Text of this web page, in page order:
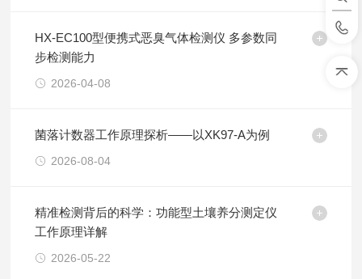
HX-EC100型便携式恶臭气体检测仪 多参数同
步检测能力
2026-04-08
菌落计数器工作原理探析——以XK97-A为例
2026-08-04
精准检测背后的科学：功能型土壤养分测定仪
工作原理详解
2026-05-22